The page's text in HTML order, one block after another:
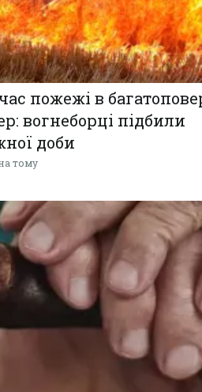
пожежі в
вогнеборці підбили
доби
тому